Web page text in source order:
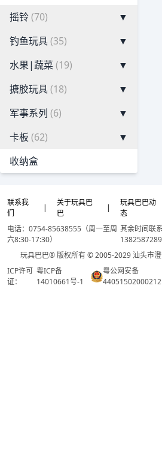
摇铃(70)
▼
钓鱼玩具(35)
▼
水果|蔬菜(19)
▼
搪胶玩具(18)
▼
军事系列 (6)
▼
卡板 (62)
▼
收纳盒
联系我
们
|
关于玩具巴
巴
|
玩具巴巴动
态
电话：0754-85638555（周一至周
六8:30-17:30）
其余时间联系
玩具巴巴® 版权所有 © 2005-2029 汕头市
ICP许可
证：
粤ICP备
14010661号-1
粤公网安备